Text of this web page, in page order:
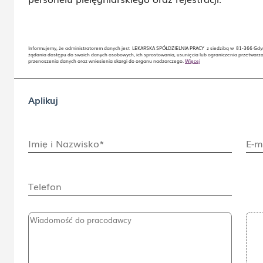
Informujemy, że administratorem danych jest LEKARSKA SPÓŁDZIELNIA PRACY z siedzibą w 81-366
żądania dostępu do swoich danych osobowych, ich sprostowania, usunięcia lub ograniczenia
przenoszenia danych oraz wniesienia skargi do organu nadzorczego. Więcej
Aplikuj
Imię i Nazwisko* E-
Telefon